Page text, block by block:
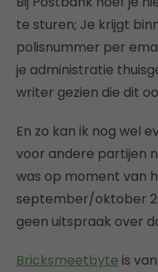
te sturen; Je krijgt
polisnummer per
je administratie
writer gezien die dit
En zo kan ik nog wel
voor andere partijen
was op moment van
september/oktober
geen uitspraak over
Bricksmeetbyte is